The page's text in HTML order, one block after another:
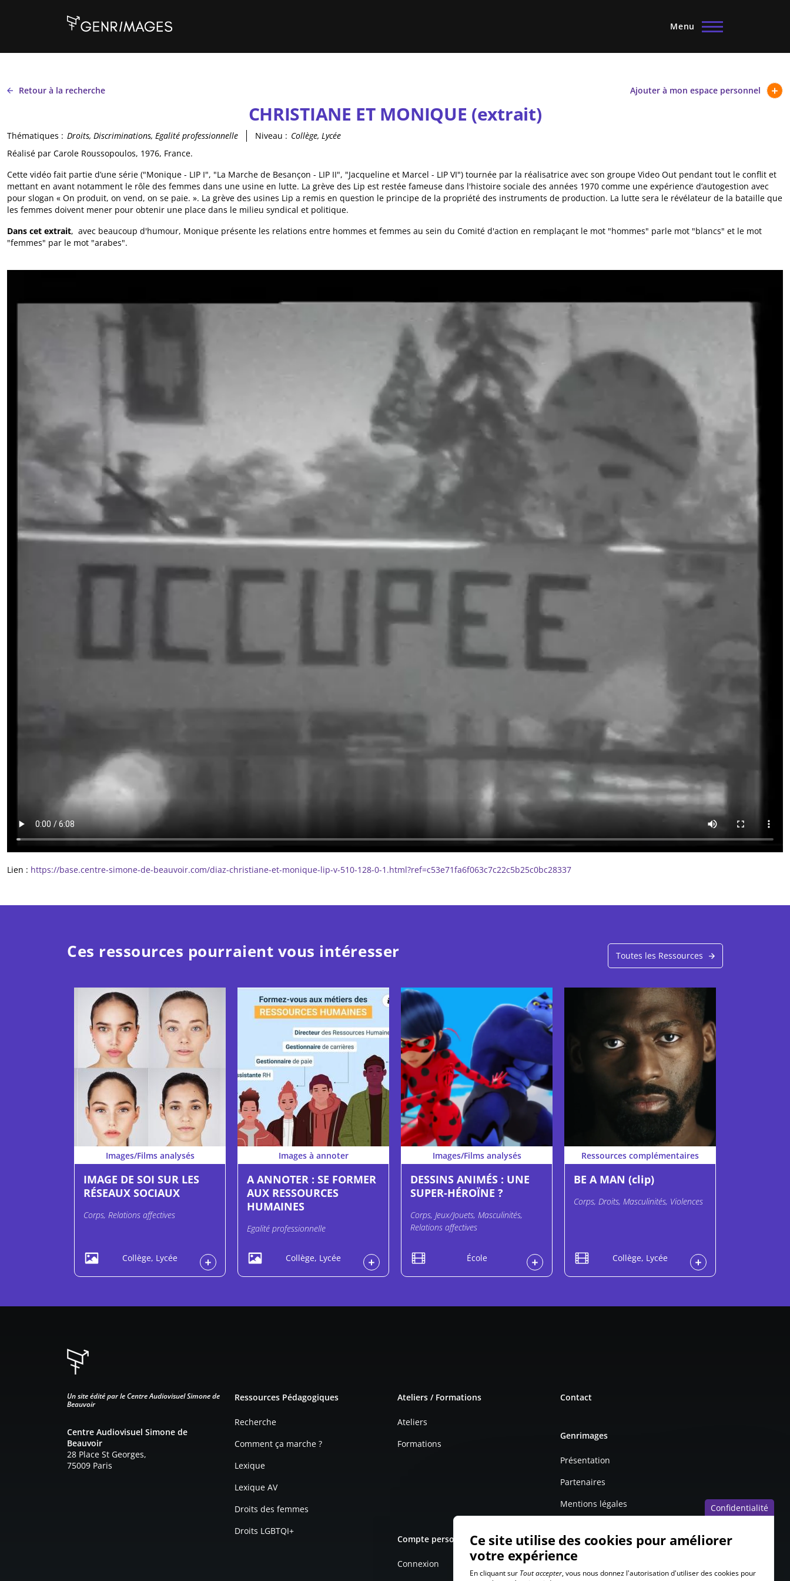
Menu
Retour à la recherche Ajouter à mon espace personnel
CHRISTIANE ET MONIQUE (extrait)
Thématiques : Droits, Discriminations, Egalité professionnelle Niveau : Collège, Lycée
Réalisé par Carole Roussopoulos, 1976, France.
Cette vidéo fait partie d’une série ("Monique - LIP I", "La Marche de Besançon - LIP II", "Jacqueline et Marcel - LIP VI") tournée par la réalisatrice avec son groupe Video Out pendant tout le conflit et
mettant en avant notamment le rôle des femmes dans une usine en lutte. La grève des Lip est restée fameuse dans l'histoire sociale des années 1970 comme une expérience d’autogestion avec
pour slogan « On produit, on vend, on se paie. ». La grève des usines Lip a remis en question le principe de la propriété des instruments de production. La lutte sera le révélateur de la bataille que
les femmes doivent mener pour obtenir une place dans le milieu syndical et politique.
Dans cet extrait, avec beaucoup d'humour, Monique présente les relations entre hommes et femmes au sein du Comité d'action en remplaçant le mot "hommes" parle mot "blancs" et le mot
"femmes" par le mot "arabes".
Lien : https://base.centre-simone-de-beauvoir.com/diaz-christiane-et-monique-lip-v-510-128-0-1.html?ref=c53e71fa6f063c7c22c5b25c0bc28337
Ces ressources pourraient vous intéresser Toutes les Ressources
Images/Films analysés
IMAGE DE SOI SUR LES
RÉSEAUX SOCIAUX
Corps, Relations affectives
Collège, Lycée
Images à annoter
A ANNOTER : SE FORMER
AUX RESSOURCES
HUMAINES
Egalité professionnelle
Collège, Lycée
Images/Films analysés
DESSINS ANIMÉS : UNE
SUPER-HÉROÏNE ?
Corps, Jeux/Jouets, Masculinités,
Relations affectives
École
Ressources complémentaires
BE A MAN (clip)
Corps, Droits, Masculinités, Violences
Collège, Lycée
Un site édité par le Centre Audiovisuel Simone de
Beauvoir
Centre Audiovisuel Simone de
Beauvoir
28 Place St Georges,
75009 Paris
Ressources Pédagogiques
Recherche
Comment ça marche ?
Lexique
Lexique AV
Droits des femmes
Droits LGBTQI+
Ateliers / Formations
Ateliers
Formations
Contact
Genrimages
Présentation
Partenaires
Mentions légales
Compte personnel
Connexion
Confidentialité
Ce site utilise des cookies pour améliorer
votre expérience
En cliquant sur Tout accepter, vous nous donnez l'autorisation d'utiliser des cookies pour